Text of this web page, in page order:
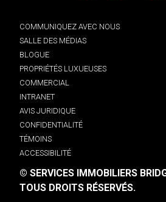
COMMUNIQUEZ AVEC NOUS
SALLE DES MÉDIAS
BLOGUE
PROPRIÉTÉS LUXUEUSES
COMMERCIAL
INTRANET
AVIS JURIDIQUE
CONFIDENTIALITÉ
TÉMOINS
ACCESSIBILITÉ
© SERVICES IMMOBILIERS
TOUS DROITS RÉSERVÉS.